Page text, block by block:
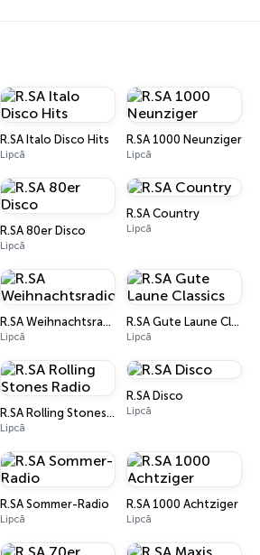
R.SA Italo Disco Hits
Lipcā
R.SA 1000 Neunziger
Lipcā
R.SA 80er Disco
Lipcā
R.SA Country
Lipcā
R.SA Weihnachtsradio
Lipcā
R.SA Gute Laune Classics
Lipcā
R.SA Rolling Stones Radio
Lipcā
R.SA Disco
Lipcā
R.SA Sommer-Radio
Lipcā
R.SA 1000 Achtziger
Lipcā